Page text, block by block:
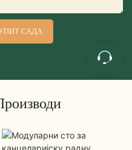
САДА